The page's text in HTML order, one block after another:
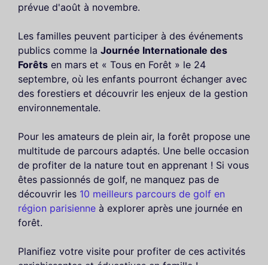
prévue d'août à novembre.
Les familles peuvent participer à des événements
publics comme la Journée Internationale des
Forêts en mars et « Tous en Forêt » le 24
septembre, où les enfants pourront échanger avec
des forestiers et découvrir les enjeux de la gestion
environnementale.
Pour les amateurs de plein air, la forêt propose une
multitude de parcours adaptés. Une belle occasion
de profiter de la nature tout en apprenant ! Si vous
êtes passionnés de golf, ne manquez pas de
découvrir les 10 meilleurs parcours de golf en
région parisienne à explorer après une journée en
forêt.
Planifiez votre visite pour profiter de ces activités